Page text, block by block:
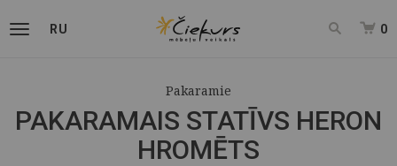
RU 0
Pakaramie
PAKARAMAIS STATĪVS HERON
HROMĒTS